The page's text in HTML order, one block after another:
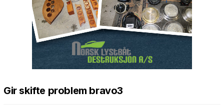
Gir skifte problem bravo3